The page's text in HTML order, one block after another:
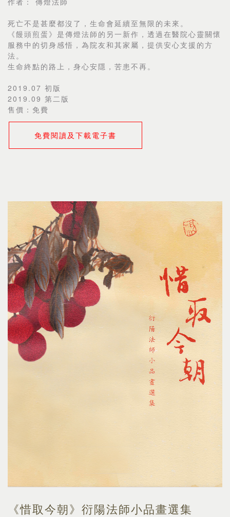
死亡不是甚麼都沒了，生命會延續至無限的未來。
《饅頭煎蛋》是傳燈法師的另一新作，透過在醫院心靈關懷
服務中的切身感悟，為院友和其家屬，提供安心支援的方
法。
生命終點的路上，身心安隱，苦患不再。
2019.07 初版
2019.09 第二版
售價： 免費
免費閱讀及下載電子書
《惜取今朝》衍陽法師小品畫選集